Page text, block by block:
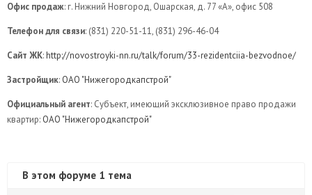
Офис продаж: г. Нижний Новгород, Ошарская, д. 77 «А», офис 508
Телефон для связи: (831) 220-51-11, (831) 296-46-04
Сайт ЖК:http://novostroyki-nn.ru/talk/forum/33-rezidentciia-bezvodnoe/
Застройщик: ОАО "Нижегородкапстрой"
Официальный агент: Субъект, имеющий эксклюзивное право продажи
квартир: ОАО "Нижегородкапстрой"
В этом форуме 1 тема